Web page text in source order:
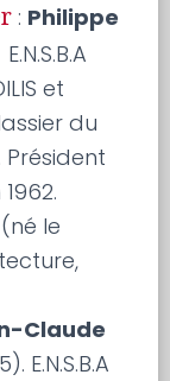
: Philippe
et
du
Président
(né le
Claude
E.N.S.B.A